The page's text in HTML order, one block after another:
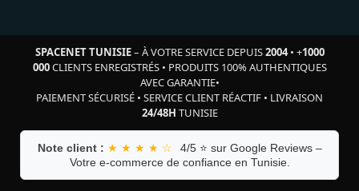
SPACENET TUNISIE– À VOTRE SERVICE DEPUIS2004• +1000
000CLIENTS ENREGISTRÉS• PRODUITS 100% AUTHENTIQUES
AVEC GARANTIE•
PAIEMENT SÉCURISÉ • SERVICE CLIENT RÉACTIF • LIVRAISON
24/48H TUNISIE
Note client : ★ ★ ★ ★ ☆
4/5 ⭐ sur Google Reviews –
Votre e-commerce de confiance en Tunisie.